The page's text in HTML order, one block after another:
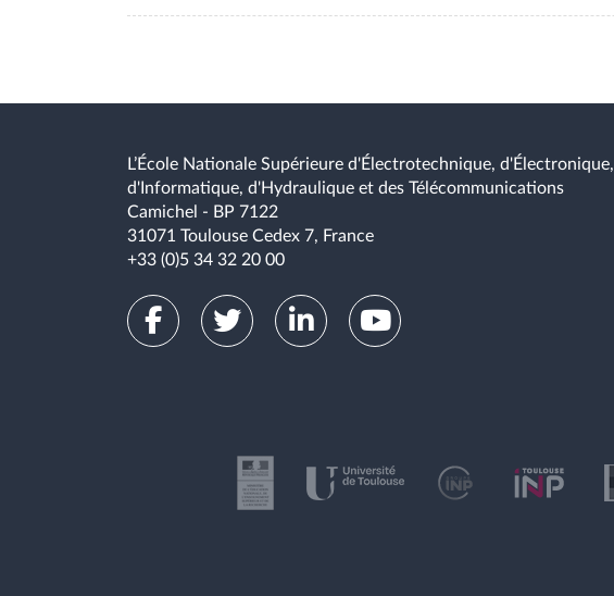
L’École Nationale Supérieure d'Électrotechnique, d'Électronique,
d'Informatique, d'Hydraulique et des Télécommunications
Camichel - BP 7122
31071 Toulouse Cedex 7, France
+33 (0)5 34 32 20 00